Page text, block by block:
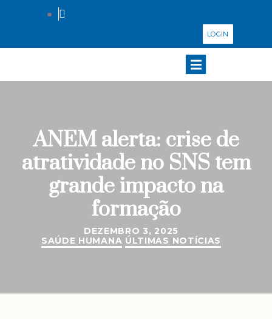
LOGIN
ANEM alerta: crise de
atratividade no SNS tem
grande impacto na
formação
DEZEMBRO 3, 2025
SAÚDE HUMANA ÚLTIMAS NOTÍCIAS